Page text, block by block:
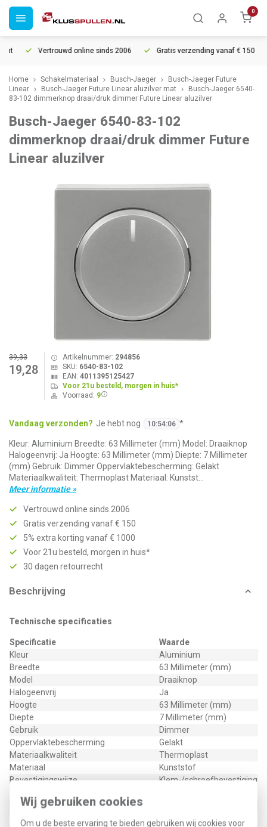
Wij gebruiken cookies
Om u de beste ervaring te bieden gebruiken wij cookies voor
0
Vertrouwd online sinds 2006 Gratis verzending vanaf € 150
Home Schakelmateriaal Busch-Jaeger
Busch-Jaeger Future
Linear
Busch-Jaeger Future Linear aluzilver mat
Busch-Jaeger 6540-
83-102 dimmerknop draai/druk dimmer Future Linear aluzilver
Busch-Jaeger 6540-83-102
dimmerknop draai/druk dimmer Future
Linear aluzilver
39,33
19,28
Artikelnummer: 294856
SKU: 6540-83-102
EAN: 4011395125427
Voor 21u besteld, morgen in huis*
Voorraad: 9
Vandaag verzonden? Je hebt nog 10:54:06 *
Kleur: Aluminium Breedte: 63 Millimeter (mm) Model: Draaiknop
Halogeenvrij: Ja Hoogte: 63 Millimeter (mm) Diepte: 7 Millimeter
(mm) Gebruik: Dimmer Oppervlaktebescherming: Gelakt
Materiaalkwaliteit: Thermoplast Materiaal: Kunstst...
Meer informatie »
Vertrouwd online sinds 2006
Gratis verzending vanaf € 150
5% extra korting vanaf € 1000
Voor 21u besteld, morgen in huis*
30 dagen retourrecht
Beschrijving
Technische specificaties
Specificatie
Waarde
Kleur
Aluminium
Breedte
63 Millimeter (mm)
Model
Draaiknop
Halogeenvrij
Ja
Hoogte
63 Millimeter (mm)
Diepte
7 Millimeter (mm)
Gebruik
Dimmer
Oppervlaktebescherming
Gelakt
Materiaalkwaliteit
Thermoplast
Materiaal
Kunststof
Bevestigingswijze
Klem-/schroefbevestiging
Controlevenster/verlicht
RAL-nummer (vergelijkbaar)
9006